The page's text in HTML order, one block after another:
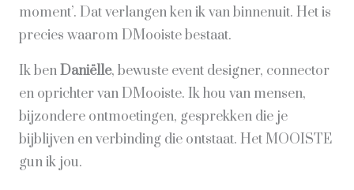
moment’. Dat verlangen ken ik van binnenuit. Het is
precies waarom DMooiste bestaat.
Ik benDaniëlle, bewuste event designer, connector
en oprichter van DMooiste. Ik hou van mensen,
bijzondere ontmoetingen, gesprekken die je
bijblijven en verbinding die ontstaat. Het MOOISTE
gun ik jou.